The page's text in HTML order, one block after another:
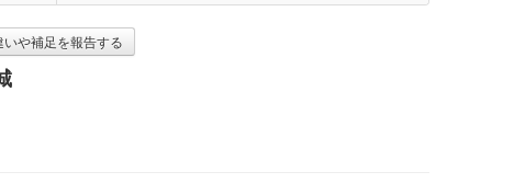
や補足を報告する